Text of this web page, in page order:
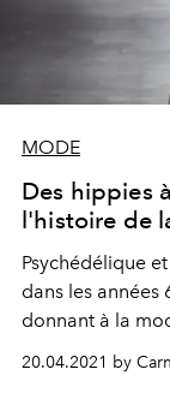
MODE
Des hippies
l'histoire de
Psychédélique
dans les années
donnant à la
Retour sur son
20.04.2021 by